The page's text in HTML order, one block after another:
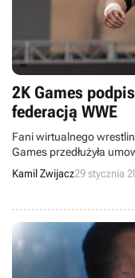
2K Games
federacją WWE
Fani wirtualnego
Games przedłużyła
kolejnych latach
2K oraz WWE SuperCard.
Kamil Zwijacz29 stycznia